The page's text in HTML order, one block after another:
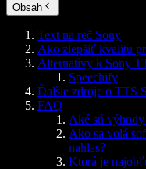
Obsah
Text na reč Sony
Ako zlepšiť kvalitu
Alternatívy k Sony
Speechify
Ďalšie zdroje o TTS
FAQ
Aké sú
Ako sa volá
nahlas?
Ktorá je